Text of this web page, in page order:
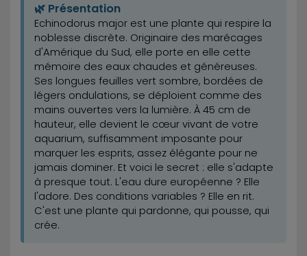
🌿 Présentation
Echinodorus major est une plante qui respire la
noblesse discrète. Originaire des marécages
d'Amérique du Sud, elle porte en elle cette
mémoire des eaux chaudes et généreuses.
Ses longues feuilles vert sombre, bordées de
légers ondulations, se déploient comme des
mains ouvertes vers la lumière. À 45 cm de
hauteur, elle devient le cœur vivant de votre
aquarium, suffisamment imposante pour
marquer les esprits, assez élégante pour ne
jamais dominer. Et voici le secret : elle s'adapte
à presque tout. L'eau dure européenne ? Elle
l'adore. Des conditions variables ? Elle en rit.
C'est une plante qui pardonne, qui pousse, qui
crée.